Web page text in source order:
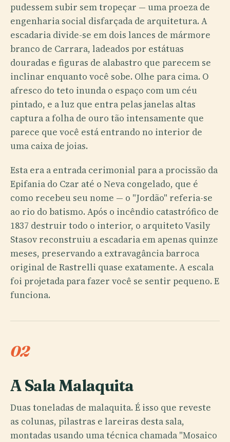
pudessem subir sem tropeçar — uma proeza de
engenharia social disfarçada de arquitetura. A
escadaria divide-se em dois lances de mármore
branco de Carrara, ladeados por estátuas
douradas e figuras de alabastro que parecem se
inclinar enquanto você sobe. Olhe para cima. O
afresco do teto inunda o espaço com um céu
pintado, e a luz que entra pelas janelas altas
captura a folha de ouro tão intensamente que
parece que você está entrando no interior de
uma caixa de joias.
Esta era a entrada cerimonial para a procissão da
Epifania do Czar até o Neva congelado, que é
como recebeu seu nome — o "Jordão" referia-se
ao rio do batismo. Após o incêndio catastrófico de
1837 destruir todo o interior, o arquiteto Vasily
Stasov reconstruiu a escadaria em apenas quinze
meses, preservando a extravagância barroca
original de Rastrelli quase exatamente. A escala
foi projetada para fazer você se sentir pequeno. E
funciona.
02
A Sala Malaquita
Duas toneladas de malaquita. É isso que reveste
as colunas, pilastras e lareiras desta sala,
montadas usando uma técnica chamada "Mosaico